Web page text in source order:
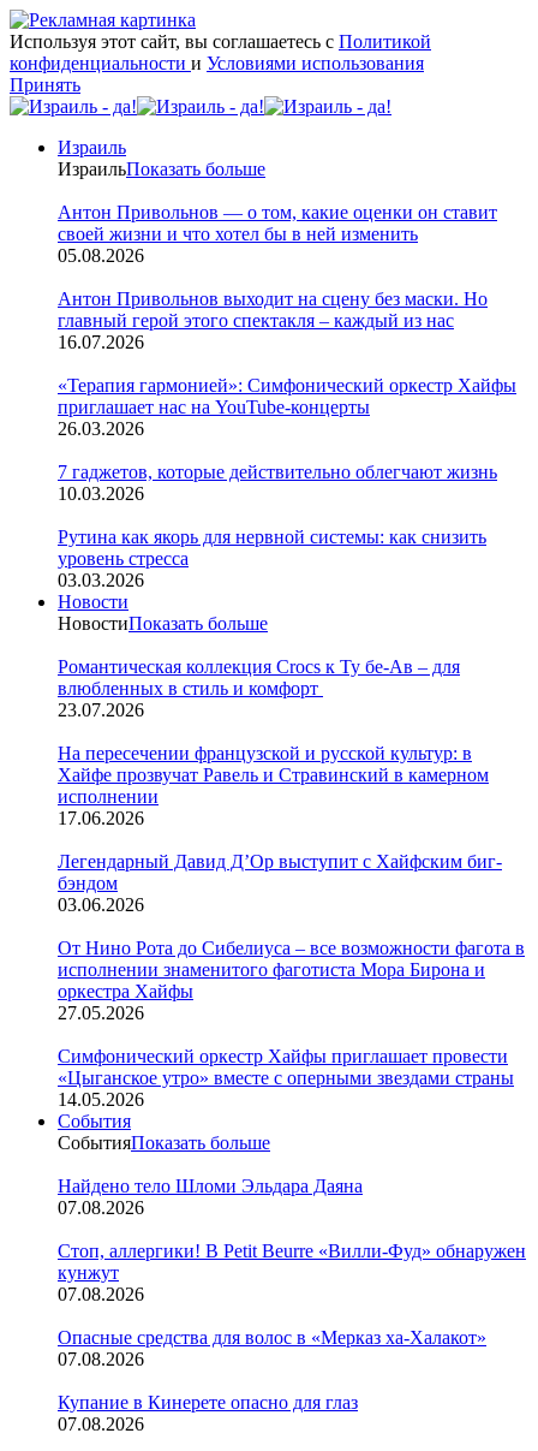
Используя этот сайт, вы соглашаетесь с Политикой
конфиденциальности и Условиями использования
Принять
Израиль
ИзраильПоказать больше
Антон Привольнов — о том, какие оценки он ставит
своей жизни и что хотел бы в ней изменить
05.08.2026
Антон Привольнов выходит на сцену без маски. Но
главный герой этого спектакля – каждый из нас
16.07.2026
«Терапия гармонией»: Симфонический оркестр Хайфы
приглашает нас на YouTube-концерты
26.03.2026
7 гаджетов, которые действительно облегчают жизнь
10.03.2026
Рутина как якорь для нервной системы: как снизить
уровень стресса
03.03.2026
Новости
НовостиПоказать больше
Романтическая коллекция Crocs к Ту бе-Ав – для
влюбленных в стиль и комфорт
23.07.2026
На пересечении французской и русской культур: в
Хайфе прозвучат Равель и Стравинский в камерном
исполнении
17.06.2026
Легендарный Давид Д’Ор выступит с Хайфским биг-
бэндом
03.06.2026
От Нино Рота до Сибелиуса – все возможности фагота в
исполнении знаменитого фаготиста Мора Бирона и
оркестра Хайфы
27.05.2026
Симфонический оркестр Хайфы приглашает провести
«Цыганское утро» вместе с оперными звездами страны
14.05.2026
События
СобытияПоказать больше
Найдено тело Шломи Эльдара Даяна
07.08.2026
Стоп, аллергики! В Petit Beurre «Вилли-Фуд» обнаружен
кунжут
07.08.2026
Опасные средства для волос в «Мерказ ха-Халакот»
07.08.2026
Купание в Кинерете опасно для глаз
07.08.2026